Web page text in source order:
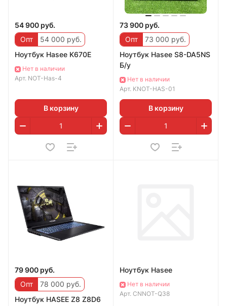
54 900 руб.
Опт
54 000 руб.
Ноутбук Hasee K670E
Нет в наличии
Арт. NOT-Has-4
В корзину
73 900 руб.
Опт
73 000 руб.
Ноутбук Hasee S8-DA5NS
Б/у
Нет в наличии
Арт. KNOT-HAS-01
В корзину
79 900 руб.
Опт
78 000 руб.
Ноутбук HASEE Z8 Z8D6
Ноутбук Hasee
Нет в наличии
Арт. CNNOT-Q38